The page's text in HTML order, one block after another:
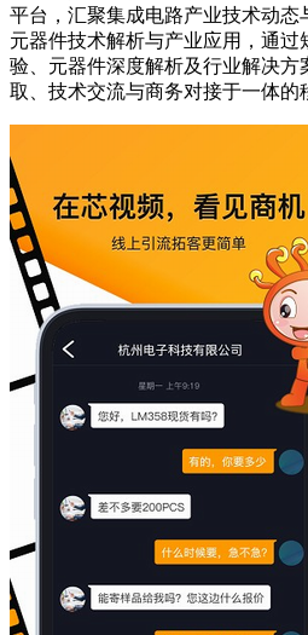
平台，汇聚集成电路产业技术动态
元器件技术解析与产业应用，通
验、元器件深度解析及行业解决
取、技术交流与商务对接于一体的